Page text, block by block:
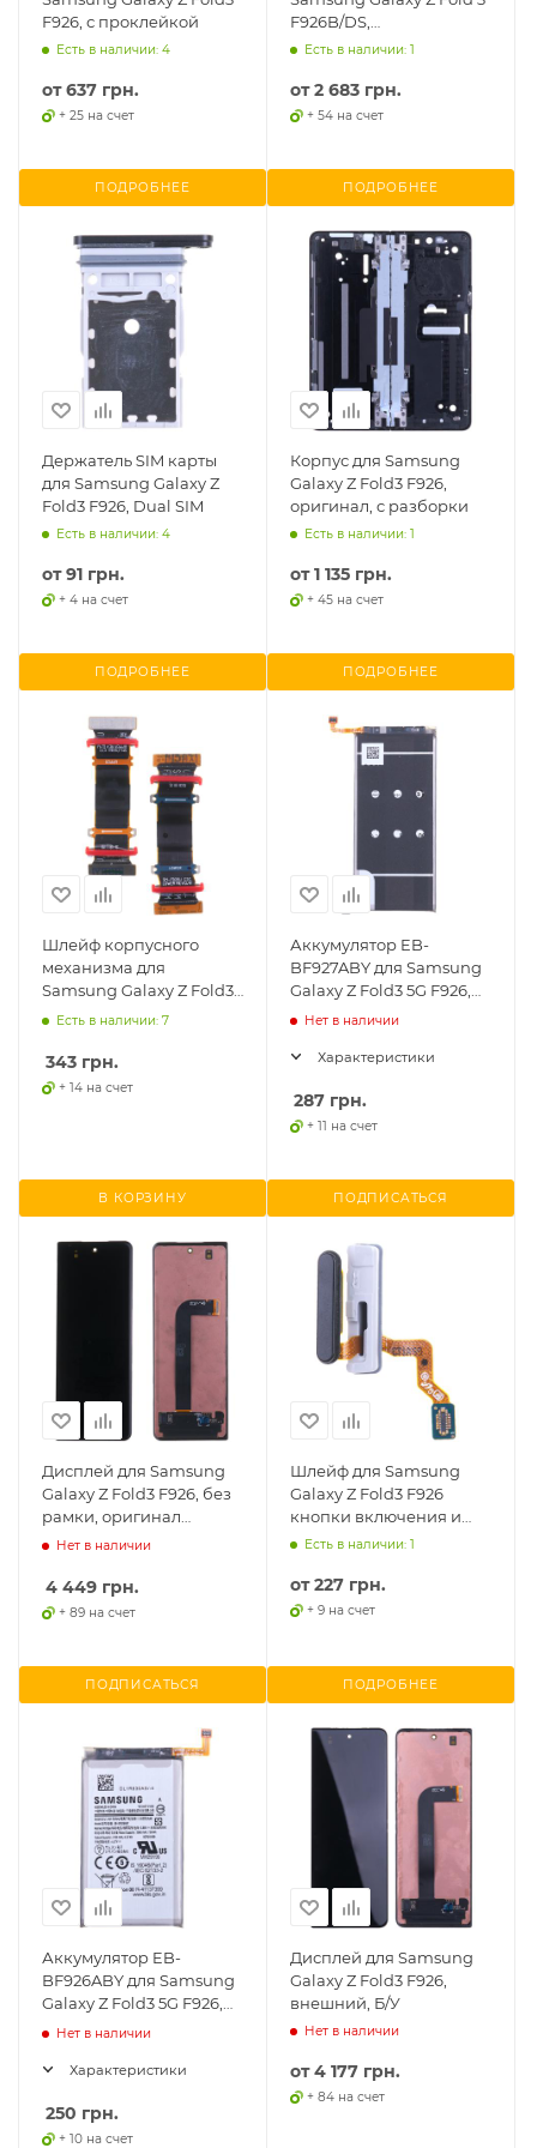
F926, с проклейкой
Есть в наличии: 4
от637 грн.
+ 25 на счет
ПОДРОБНЕЕ
F926B/DS,
протестированная
Есть в наличии: 1
от2 683 грн.
+ 54 на счет
ПОДРОБНЕЕ
Держатель SIM карты
для Samsung Galaxy Z
Fold3 F926, Dual SIM
Есть в наличии: 4
от91 грн.
+ 4 на счет
ПОДРОБНЕЕ
Корпус для Samsung
Galaxy Z Fold3 F926,
оригинал, с разборки
Есть в наличии: 1
от1 135 грн.
+ 45 на счет
ПОДРОБНЕЕ
Шлейф корпусного
механизма для
Samsung Galaxy Z Fold3
F926, 2шт.
Есть в наличии: 7
343 грн.
+ 14 на счет
В КОРЗИНУ
Аккумулятор EB-
BF927ABY для Samsung
Galaxy Z Fold3 5G F926,
(Li-ion, 2280mAh, 3.88В)
Нет в наличии
Характеристики
287 грн.
+ 11 на счет
ПОДПИСАТЬСЯ
Дисплей для Samsung
Galaxy Z Fold3 F926, без
рамки, оригинал
(переклеен), внешний/
Нет в наличии
4 449 грн.
+ 89 на счет
ПОДПИСАТЬСЯ
Шлейф для Samsung
Galaxy Z Fold3 F926
кнопки включения и
сканера отпечатков,
Есть в наличии: 1
от227 грн.
+ 9 на счет
ПОДРОБНЕЕ
Аккумулятор EB-
BF926ABY для Samsung
Galaxy Z Fold3 5G F926,
(Li-ion, 2060mAh, 3.88В)
Нет в наличии
Характеристики
250 грн.
+ 10 на счет
Дисплей для Samsung
Galaxy Z Fold3 F926,
внешний, Б/У
Нет в наличии
от4 177 грн.
+ 84 на счет